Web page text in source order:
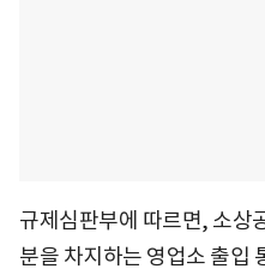
규제심판부에 따르면, 소상
분을 차지하는 영업소 출입